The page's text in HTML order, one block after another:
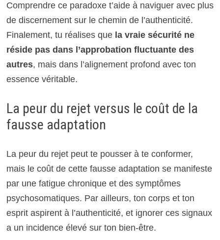
Comprendre ce paradoxe t’aide à naviguer avec plus
de discernement sur le chemin de l’authenticité.
Finalement, tu réalises que la vraie sécurité ne
réside pas dans l’approbation fluctuante des
autres, mais dans l’alignement profond avec ton
essence véritable.
La peur du rejet versus le coût de la
fausse adaptation
La peur du rejet peut te pousser à te conformer,
mais le coût de cette fausse adaptation se manifeste
par une fatigue chronique et des symptômes
psychosomatiques. Par ailleurs, ton corps et ton
esprit aspirent à l’authenticité, et ignorer ces signaux
a un incidence élevé sur ton bien-être.